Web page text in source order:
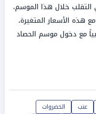
خلال هذا الموسم،
هذه الأسعار المتغيرة،
مع دخول موسم الحصاد
عنب
الخضروات